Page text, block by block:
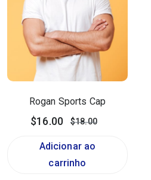
Rogan Sports Cap
$18.00
$16.00
Adicionar ao
carrinho